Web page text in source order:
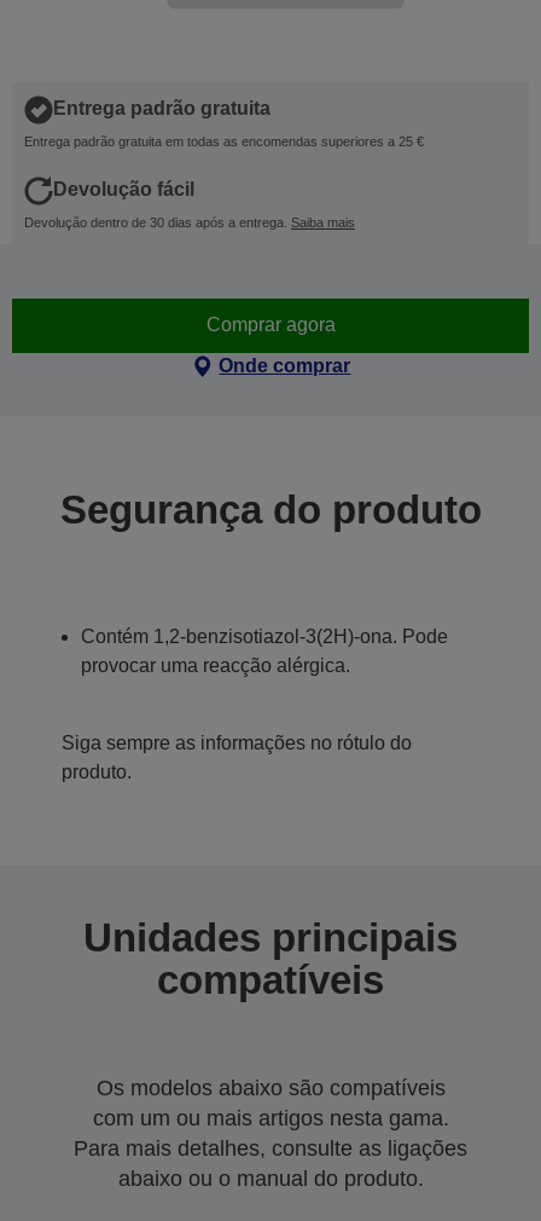
Entrega padrão gratuita
Entrega padrão gratuita em todas as encomendas superiores a 25 €
Devolução fácil
Devolução dentro de 30 dias após a entrega. Saiba mais
Comprar agora
Onde comprar
Segurança do produto
Contém 1,2-benzisotiazol-3(2H)-ona. Pode
provocar uma reacção alérgica.
Siga sempre as informações no rótulo do
produto.
Unidades principais
compatíveis
Os modelos abaixo são compatíveis
com um ou mais artigos nesta gama.
Para mais detalhes, consulte as ligações
abaixo ou o manual do produto.